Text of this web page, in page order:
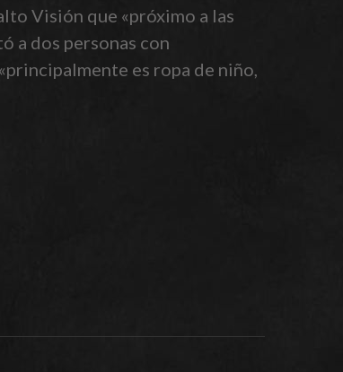
Visión que «próximo a las
a dos personas con
es ropa de niño,